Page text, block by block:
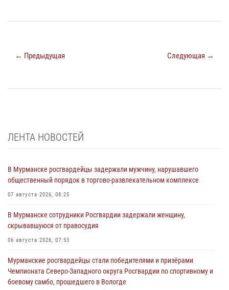
← Предыдущая Следующая →
ЛЕНТА НОВОСТЕЙ
В Мурманске росгвардейцы задержали мужчину, нарушавшего
общественный порядок в торгово-развлекательном комплексе
07 августа 2026, 08:25
В Мурманске сотрудники Росгвардии задержали женщину,
скрывавшуюся от правосудия
06 августа 2026, 07:53
Мурманские росгвардейцы стали победителями и призёрами
Чемпионата Северо-Западного округа Росгвардии по спортивному и
боевому самбо, прошедшего в Вологде